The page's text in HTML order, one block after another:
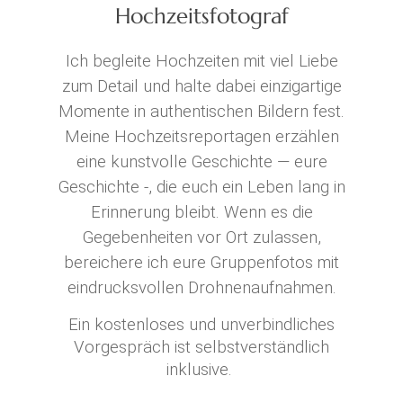
Hochzeitsfotograf
Ich begleite Hochzeiten mit viel Liebe
zum Detail und halte dabei einzigartige
Momente in authentischen Bildern fest.
Meine Hochzeitsreportagen erzählen
eine kunstvolle Geschichte — eure
Geschichte -, die euch ein Leben lang in
Erinnerung bleibt. Wenn es die
Gegebenheiten vor Ort zulassen,
bereichere ich eure Gruppenfotos mit
eindrucksvollen Drohnenaufnahmen.
Ein kostenloses und unverbindliches
Vorgespräch ist selbstverständlich
inklusive.